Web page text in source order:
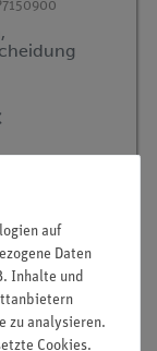
auf
Daten
Inhalte und
zu analysieren.
Cookies.